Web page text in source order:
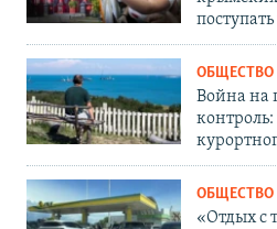
ОБЩЕСТВО
Война на
ОБЩЕСТВО
«Отдых с